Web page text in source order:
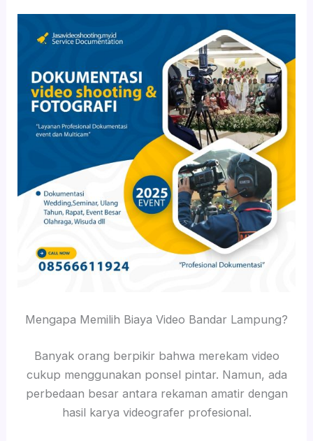
Mengapa Memilih Biaya Video Bandar Lampung?
Banyak orang berpikir bahwa merekam video
cukup menggunakan ponsel pintar. Namun, ada
perbedaan besar antara rekaman amatir dengan
hasil karya videografer profesional.